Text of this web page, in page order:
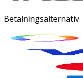
Betalningsalternativ